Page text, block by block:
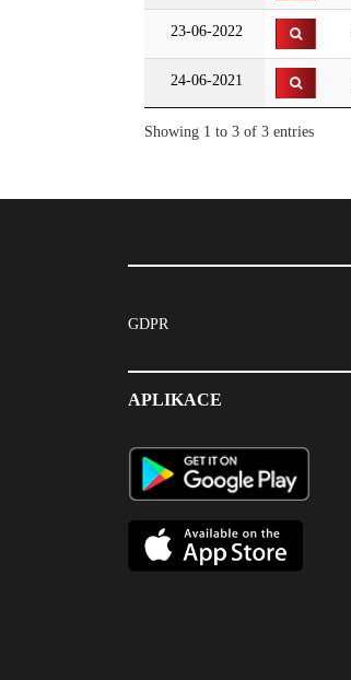
23-06-2022
24-06-2021
Showing 1 to 3 of 3 entries
GDPR
APLIKACE